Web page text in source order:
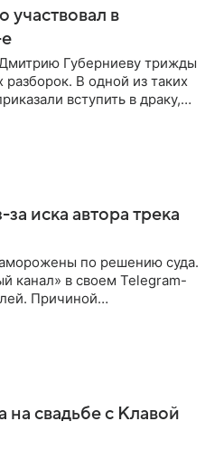
участвовал в
Губерниеву трижды
разборок. В одной из таких
вступить в драку,
иска автора трека
по решению суда.
канал» в своем Telegram-
Причиной
свадьбе с Клавой